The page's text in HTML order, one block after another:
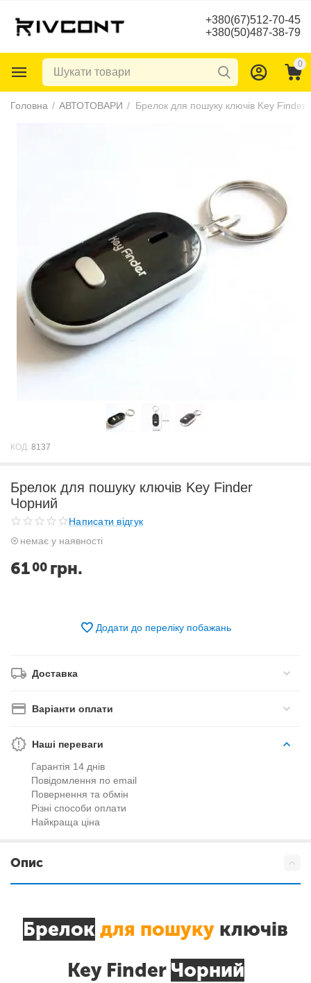
+380(67)512-70-45
+380(50)487-38-79
0
Головна / АВТОТОВАРИ / Брелок для пошуку ключів Key Finder
КОД: 8137
Брелок для пошуку ключів Key Finder
Чорний
Написати відгук
немає у наявності
6100 грн.
Додати до переліку побажань
Доставка
Варіанти оплати
Наші переваги
Гарантія 14 днів
Повідомлення по email
Повернення та обмін
Різні способи оплати
Найкраща ціна
Опис
Брелок для пошуку ключів
Key Finder Чорний